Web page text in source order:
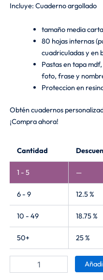
Incluye: Cuaderno argollado
tamaño media
80 hojas internas
cuadriculadas y en
Pastas en tapa
foto, frase y
Proteccion en
Obtén cuadernos
¡Compra ahora!
Cantidad
1 - 5 —
6 - 9 12.5 %
10 - 49 18.75 %
50+ 25 %
MDF
Personalizado
cantidad